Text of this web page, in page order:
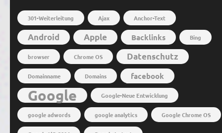
301-Weiterleitung Ajax Anchor-Text
Android Apple Backlinks Bing
browser Chrome OS Datenschutz
Domainname Domains facebook
Google Google-Neue Entwicklung
google adwords google analytics Google Chrome OS